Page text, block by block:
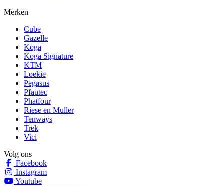
Merken
Cube
Gazelle
Koga
Koga Signature
KTM
Loekie
Pegasus
Pfautec
Phatfour
Riese en Muller
Tenways
Trek
Vici
Volg ons
Facebook
Instagram
Youtube